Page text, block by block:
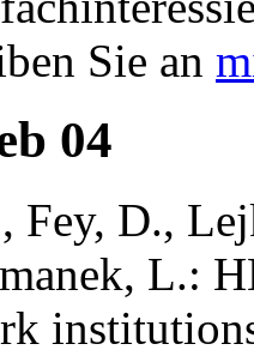
Sie an
04
Fey, D.,
L.: